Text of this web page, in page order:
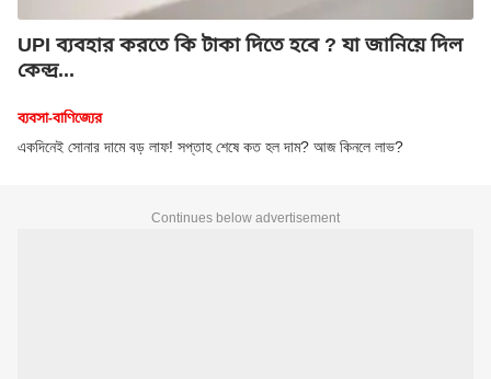
UPI ব্যবহার করতে কি টাকা দিতে হবে ? যা জানিয়ে দিল
কেন্দ্র...
ব্যবসা-বাণিজ্যের
একদিনেই সোনার দামে বড় লাফ! সপ্তাহ শেষে কত হল দাম? আজ কিনলে লাভ?
Continues below advertisement